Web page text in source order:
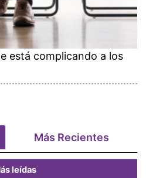
está complicando a los
Más Recientes
leídas